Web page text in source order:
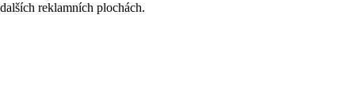
reklamních plochách.